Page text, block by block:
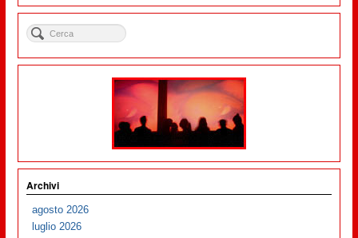
Archivi
agosto 2026
luglio 2026